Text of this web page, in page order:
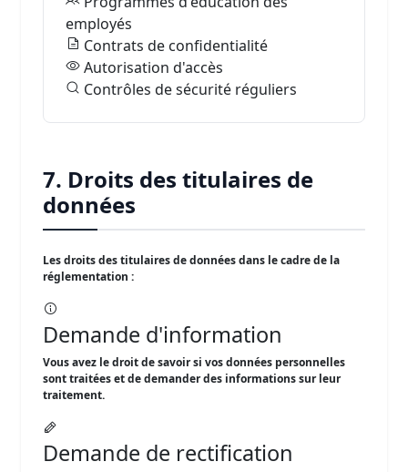
employés
Contrats de confidentialité
Autorisation d'accès
Contrôles de sécurité réguliers
7. Droits des titulaires de
données
Les droits des titulaires de données dans le cadre de la
réglementation :
Demande d'information
Vous avez le droit de savoir si vos données personnelles
sont traitées et de demander des informations sur leur
traitement.
Demande de rectification